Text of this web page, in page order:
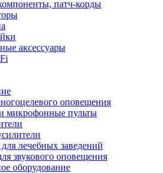
патч-корды
аксессуары
оповещения
микрофонные пульты
лечебных заведений
звукового оповещения
оборудование